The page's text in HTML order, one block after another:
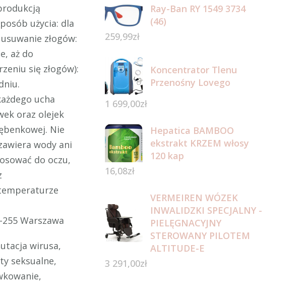
użycia: dla
złogów:
aż do
się złogów):
ucha
oraz olejek
Nie
wody ani
do oczu,
Warszawa
wirusa,
seksualne,
Ray-Ban RY 1549 3734
(46)
259,99zł
Koncentrator Tlenu
Przenośny Lovego
1 699,00zł
Hepatica BAMBOO
ekstrakt KRZEM włosy
120 kap
16,08zł
VERMEIREN WÓZEK
INWALIDZKI SPECJALNY -
PIELĘGNACYJNY
STEROWANY PILOTEM
ALTITUDE-E
3 291,00zł